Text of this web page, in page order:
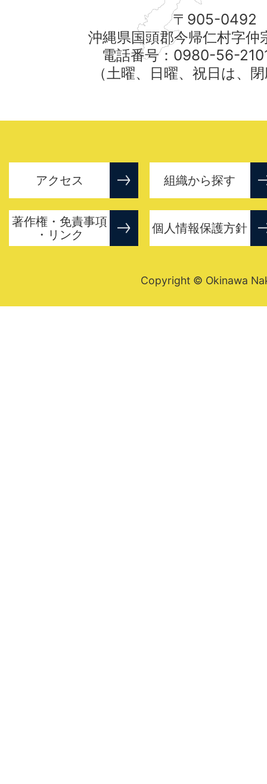
〒905-0492
沖縄県国頭郡今帰仁村字仲
電話番号：0980-56-
（土曜、日曜、祝日は、
アクセス 組織から探す
著作権・免責事項
・リンク
個人情報保護方針
Copyright © Okinawa